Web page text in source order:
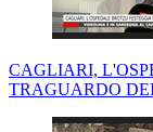
CAGLIARI,
TRAGUARDO